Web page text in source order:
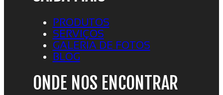
PRODUTOS
SERVIÇOS
GALERIA DE FOTOS
BLOG
ONDE NOS ENCONTRAR